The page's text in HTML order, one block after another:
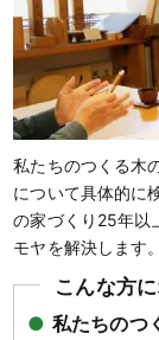
私たちのつくる木
について具体的に
の家づくり25年以
モヤを解決します。
こんな方
● 私たちのつ